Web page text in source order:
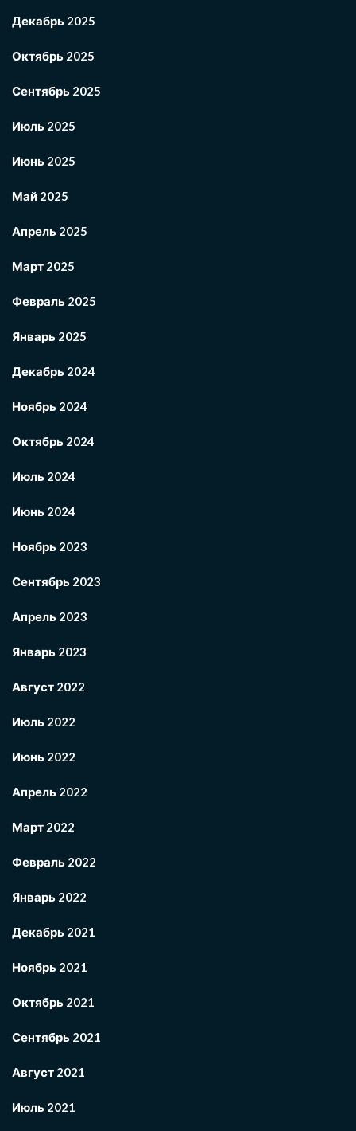
Декабрь 2025
Октябрь 2025
Сентябрь 2025
Июль 2025
Июнь 2025
Май 2025
Апрель 2025
Март 2025
Февраль 2025
Январь 2025
Декабрь 2024
Ноябрь 2024
Октябрь 2024
Июль 2024
Июнь 2024
Ноябрь 2023
Сентябрь 2023
Апрель 2023
Январь 2023
Август 2022
Июль 2022
Июнь 2022
Апрель 2022
Март 2022
Февраль 2022
Январь 2022
Декабрь 2021
Ноябрь 2021
Октябрь 2021
Сентябрь 2021
Август 2021
Июль 2021